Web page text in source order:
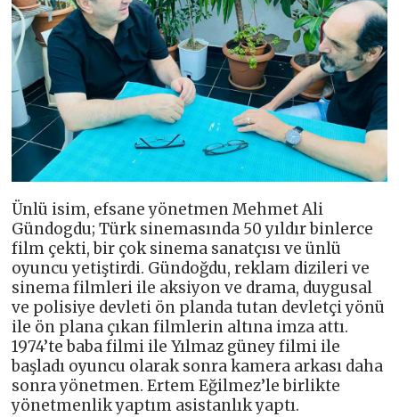
Ünlü isim, efsane yönetmen Mehmet Ali
Gündogdu; Türk sinemasında 50 yıldır binlerce
film çekti, bir çok sinema sanatçısı ve ünlü
oyuncu yetiştirdi. Gündoğdu, reklam dizileri ve
sinema filmleri ile aksiyon ve drama, duygusal
ve polisiye devleti ön planda tutan devletçi yönü
ile ön plana çıkan filmlerin altına imza attı.
1974’te baba filmi ile Yılmaz güney filmi ile
başladı oyuncu olarak sonra kamera arkası daha
sonra yönetmen. Ertem Eğilmez’le birlikte
yönetmenlik yaptım asistanlık yaptı.